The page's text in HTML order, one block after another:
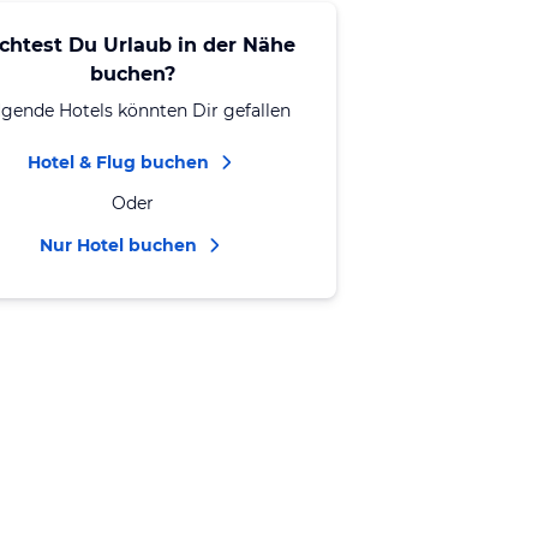
Du Urlaub in der Nähe
buchen?
Hotels könnten Dir gefallen
Hotel & Flug buchen
Oder
Nur Hotel buchen